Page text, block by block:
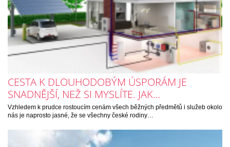
CESTA K DLOUHODOBÝM ÚSPORÁM JE
SNADNĚJŠÍ, NEŽ SI MYSLÍTE. JAK…
Vzhledem k prudce rostoucím cenám všech běžných předmětů i služeb okolo
nás je naprosto jasné, že se všechny české rodiny…